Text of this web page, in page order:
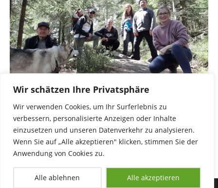
Wir schätzen Ihre Privatsphäre
Wir verwenden Cookies, um Ihr Surferlebnis zu
verbessern, personalisierte Anzeigen oder Inhalte
einzusetzen und unseren Datenverkehr zu analysieren.
Wenn Sie auf „Alle akzeptieren" klicken, stimmen Sie der
Anwendung von Cookies zu.
Alle ablehnen Alle akzeptieren
Familientour zur Platte
14. Mai 2023